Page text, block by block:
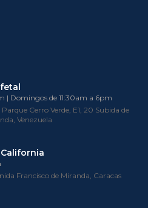
| Domingos de 11:30am a 6pm
Cerro Verde, E1, 20 Subida de
Venezuela
Francisco de Miranda, Caracas